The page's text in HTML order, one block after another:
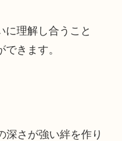
に理解し合うこと
きます。
深さが強い絆を作り